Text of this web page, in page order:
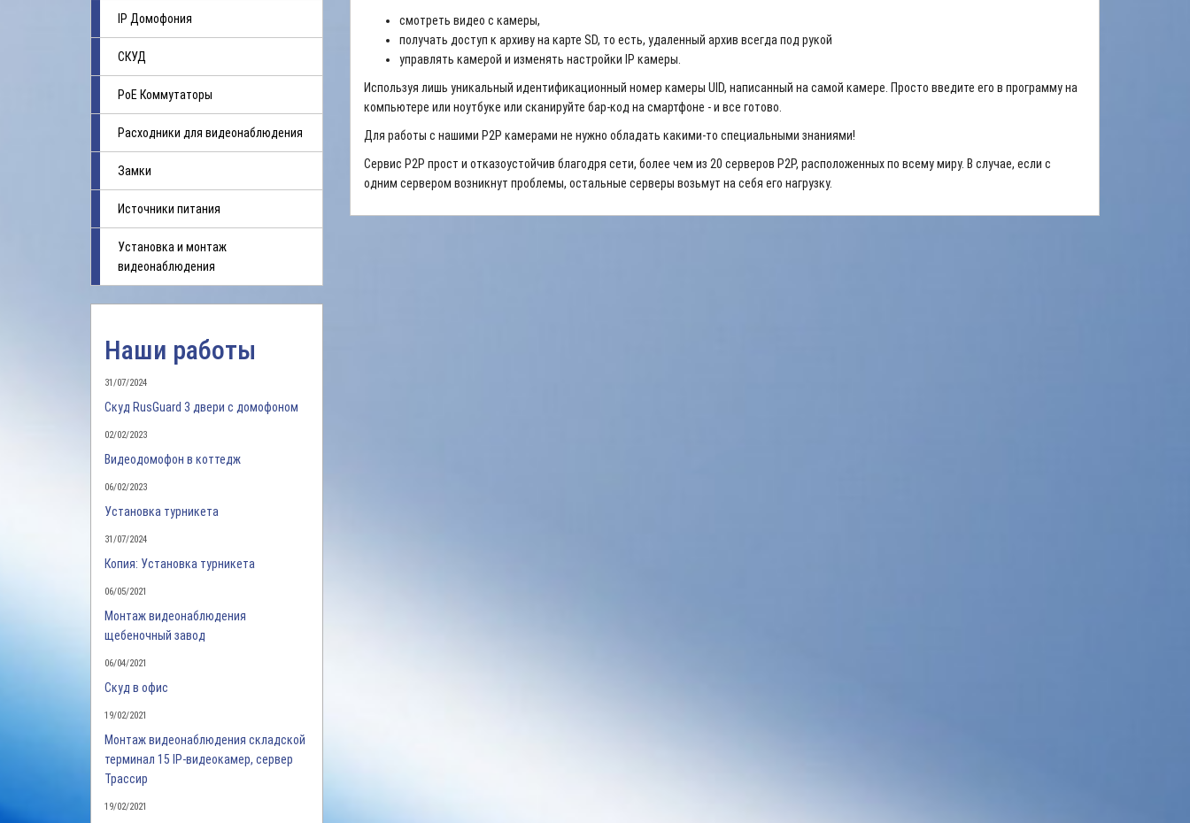
IP Домофония
СКУД
PoE Коммутаторы
Расходники для видеонаблюдения
Замки
Источники питания
Установка и монтаж
видеонаблюдения
Наши работы
31/07/2024
Скуд RusGuard 3 двери с домофоном
02/02/2023
Видеодомофон в коттедж
06/02/2023
Установка турникета
31/07/2024
Копия: Установка турникета
06/05/2021
Монтаж видеонаблюдения
щебеночный завод
06/04/2021
Скуд в офис
19/02/2021
Монтаж видеонаблюдения складской
терминал 15 IP-видеокамер, сервер
Трассир
19/02/2021
смотреть видео с камеры,
получать доступ к архиву на карте SD, то есть, удаленный архив всегда под рукой
управлять камерой и изменять настройки IP камеры.
Используя лишь уникальный идентификационный номер камеры UID, написанный на самой камере. Просто введите его в программу на
компьютере или ноутбуке или сканируйте бар-код на смартфоне - и все готово.
Для работы с нашими P2P камерами не нужно обладать какими-то специальными знаниями!
Сервис P2P прост и отказоустойчив благодря сети, более чем из 20 серверов P2P, расположенных по всему миру. В случае, если с
одним сервером возникнут проблемы, остальные серверы возьмут на себя его нагрузку.